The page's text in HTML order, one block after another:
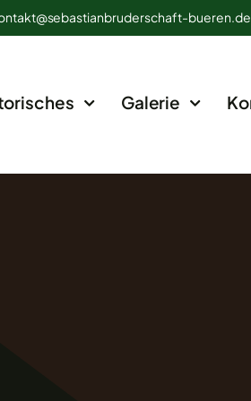
sebastianbruderschaft-bueren.de
Galerie